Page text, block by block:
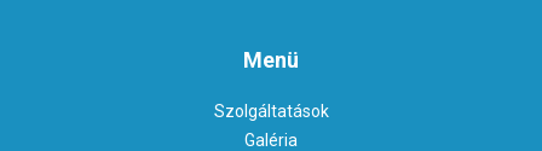
Menü
Szolgáltatások
Galéria